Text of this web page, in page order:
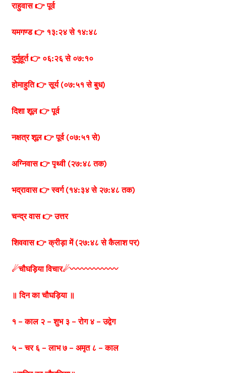
राहुवास 👉 पूर्व
यमगण्ड 👉 १३:२४ से १४:४८
दुर्मुहूर्त 👉 ०६:२६ से ०७:१०
होमाहुति 👉 सूर्य (०७:५१ से बुध)
दिशा शूल 👉 पूर्व
नक्षत्र शूल 👉 पूर्व (०७:५१ से)
अग्निवास 👉 पृथ्वी (२७:४८ तक)
भद्रावास 👉 स्वर्ग (१४:३४ से २७:४८ तक)
चन्द्र वास 👉 उत्तर
शिववास 👉 क्रीड़ा में (२७:४८ से कैलाश पर)
☄चौघड़िया विचार☄〰️〰️〰️〰️〰️〰️
॥ दिन का चौघड़िया ॥
१ – काल २ – शुभ ३ – रोग ४ – उद्वेग
५ – चर ६ – लाभ ७ – अमृत ८ – काल